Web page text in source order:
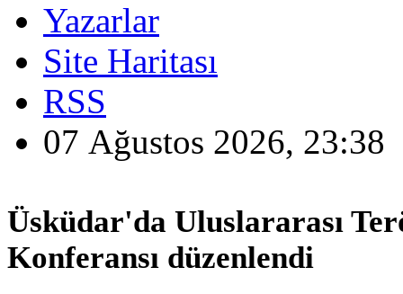
Yazarlar
Site Haritası
RSS
07 Ağustos 2026, 23:38
Üsküdar'da Uluslararası
Konferansı düzenlendi